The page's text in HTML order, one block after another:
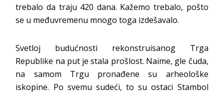
trebalo da traju 420 dana. Kažemo trebalo, pošto
se u međuvremenu mnogo toga izdešavalo.
Svetloj budućnosti rekonstruisanog Trga
Republike na put je stala prošlost. Naime, gle čuda,
na samom Trgu pronađene su arheološke
iskopine. Po svemu sudeći, to su ostaci Stambol